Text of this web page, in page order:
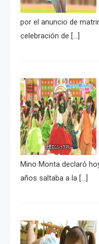
por el anuncio de
celebración de […]
Mino Monta declaró
años saltaba a la […]